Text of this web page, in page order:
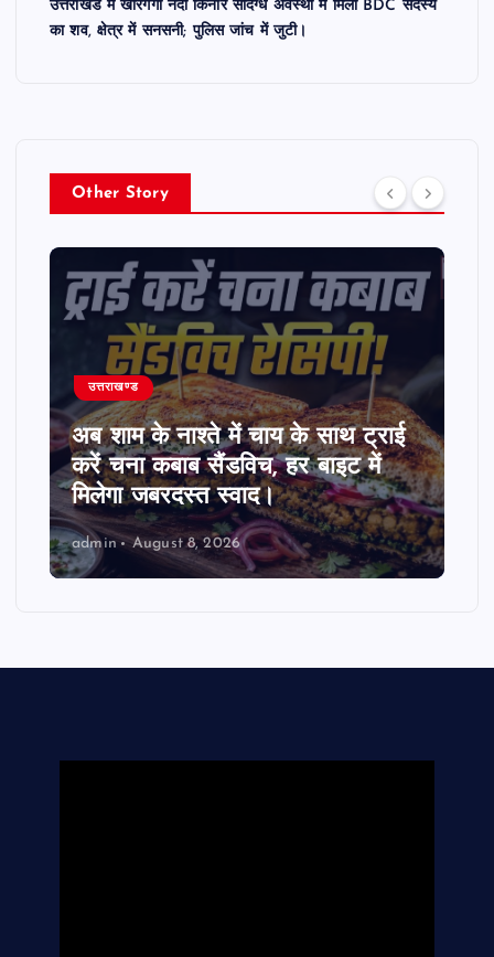
उत्तराखंड में खीरगंगा नदी किनारे संदिग्ध अवस्था में मिला BDC सदस्य
का शव, क्षेत्र में सनसनी; पुलिस जांच में जुटी।
Other Story
उत्तराखण्ड
अब शाम के नाश्ते में चाय के साथ ट्राई
करें चना कबाब सैंडविच, हर बाइट में
मिलेगा जबरदस्त स्वाद।
admin August 8, 2026